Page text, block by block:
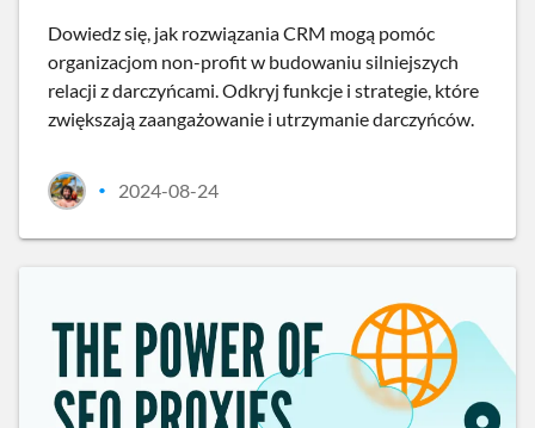
Dowiedz się, jak rozwiązania CRM mogą pomóc
organizacjom non-profit w budowaniu silniejszych
relacji z darczyńcami. Odkryj funkcje i strategie, które
zwiększają zaangażowanie i utrzymanie darczyńców.
• 2024-08-24